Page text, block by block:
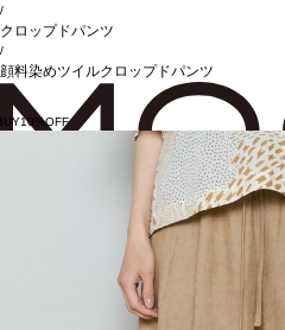
/
クロップドパンツ
/
顔料染めツイルクロップドパンツ